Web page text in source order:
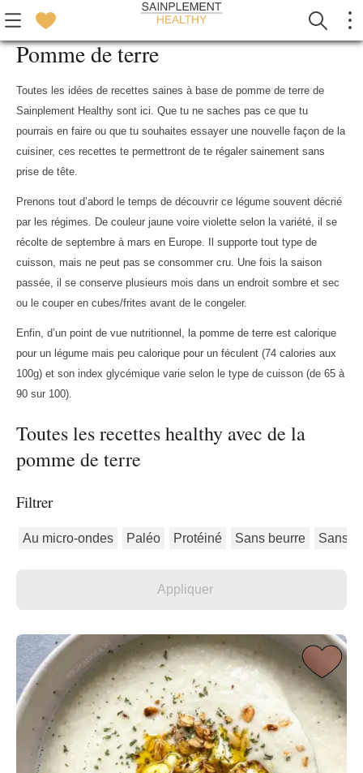
Pomme de terre
Toutes les idées de recettes saines à base de pomme de terre de
Sainplement Healthy sont ici. Que tu ne saches pas ce que tu
pourrais en faire ou que tu souhaites essayer une nouvelle façon de la
cuisiner, ces recettes te permettront de te régaler sainement sans
prise de tête.
Prenons tout d’abord le temps de découvrir ce légume souvent décrié
par les régimes. De couleur jaune voire violette selon la variété, il se
récolte de septembre à mars en Europe. Il supporte tout type de
cuisson, mais ne peut pas se consommer cru. Une fois la saison
passée, il se conserve plusieurs mois dans un endroit sombre et sec
ou le couper en cubes/frites avant de le congeler.
Enfin, d’un point de vue nutritionnel, la pomme de terre est calorique
pour un légume mais peu calorique pour un féculent (74 calories aux
100g) et son index glycémique varie selon le type de cuisson (de 65 à
90 sur 100).
Toutes les recettes healthy avec de la
pomme de terre
Filtrer
Au micro-ondes Paléo Protéiné Sans beurre Sans